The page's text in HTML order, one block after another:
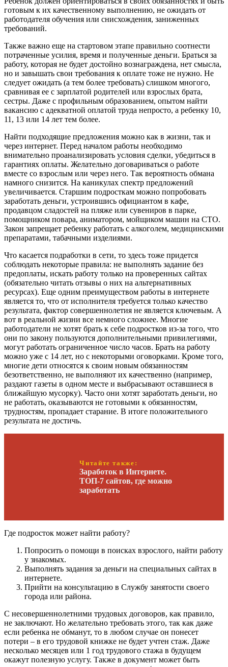
готовым к их качественному выполнению, не ожидать от
работодателя обучения или снисхождения, заниженных
требований.
Также важно еще на стартовом этапе правильно соотнести
потраченные усилия, время и полученные деньги. Браться за
работу, которая не будет достойно вознаграждена, нет смысла,
но и завышать свои требования к оплате тоже не нужно. Не
следует ожидать (а тем более требовать) слишком многого,
сравнивая ее с зарплатой родителей или взрослых брата,
сестры. Даже с профильным образованием, опытом найти
вакансию с адекватной оплатой труда непросто, а ребенку 10,
11, 13 или 14 лет тем более.
Найти подходящие предложения можно как в жизни, так и
через интернет. Перед началом работы необходимо
внимательно проанализировать условия сделки, убедиться в
гарантиях оплаты. Желательно договариваться о работе
вместе со взрослым или через него. Так вероятность обмана
намного снизится. На каникулах спектр предложений
увеличивается. Старшим подросткам можно попробовать
заработать деньги, устроившись официантом в кафе,
продавцом сладостей на пляже или сувениров в парке,
помощником повара, аниматором, мойщиком машин на СТО.
Закон запрещает ребенку работать с алкоголем, медицинскими
препаратами, табачными изделиями.
Что касается подработки в сети, то здесь тоже придется
соблюдать некоторые правила: не выполнять задание без
предоплаты, искать работу только на проверенных сайтах
(обязательно читать отзывы о них на альтернативных
ресурсах). Еще одним преимуществом работы в интернете
является то, что от исполнителя требуется только качество
результата, фактор совершеннолетия не является ключевым. А
вот в реальной жизни все немного сложнее. Многие
работодатели не хотят брать к себе подростков из-за того, что
они по закону пользуются дополнительными привилегиями,
могут работать ограниченное число часов. Брать на работу
можно уже с 14 лет, но с некоторыми оговорками. Кроме того,
многие дети относятся к своим новым обязанностям
безответственно, не выполняют их качественно (например,
раздают газеты в одном месте и выбрасывают оставшиеся в
ближайшую мусорку). Часто они хотят заработать деньги, но
не работать, оказываются не готовыми к обязанностям,
трудностям, пропадает старание. В итоге положительного
результата не достичь.
Читайте также:
Заработок в Интернете.
ТОП-7 сайтов, где можно
заработать
Где подросток может найти работу?
Попросить о помощи в поисках взрослого, найти работу
у знакомых.
Выполнять задания за деньги на специальных сайтах в
интернете.
Прийти на консультацию в Службу занятости своего
города или района.
С несовершеннолетними трудовых договоров, как правило,
не заключают. Но желательно требовать этого, так как даже
если ребенка не обманут, то в любом случае он понесет
потери – в его трудовой книжке не будет учтен стаж. Даже
несколько месяцев или 1 год трудового стажа в будущем
окажут полезную услугу. Также в документ может быть